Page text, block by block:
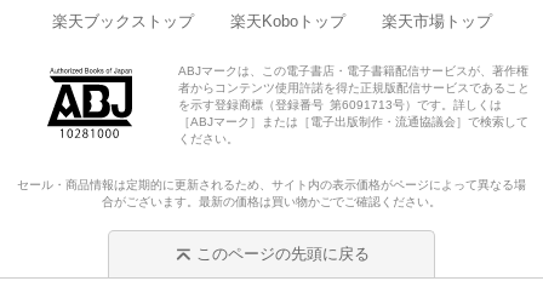
楽天ブックストップ 楽天Koboトップ 楽天市場トップ
ABJマークは、この電子書店・電子書籍配信サービスが、著作権
者からコンテンツ使用許諾を得た正規版配信サービスであること
を示す登録商標（登録番号 第6091713号）です。詳しくは
［ABJマーク］または［電子出版制作・流通協議会］で検索して
ください。
セール・商品情報は定期的に更新されるため、サイト内の表示価格がページによって異なる場
合がございます。最新の価格は買い物かごでご確認ください。
このページの先頭に戻る